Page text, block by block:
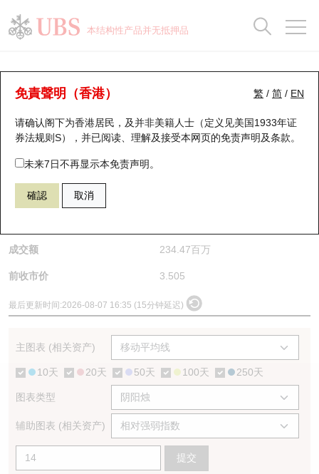
本结构性产品并无抵押品
繁 / 简 / EN
免責聲明（香港）
请确认阁下为香港居民，及并非美籍人士（定义见美国1933年证
券法规则S），并已阅读、理解及接受本网页的免责声明及条款。
未来7日不再显示本免责声明。
確認 取消
正股分析仪
0241 阿里健康
(0241) 阿里健康
$3.58 0.075 (+2.14%)
成交额 234.47百万
前收市价 3.505
最后更新时间:2026-08-07 16:35 (15分钟延迟)
主图表 (相关资产)
10天 20天 50天 100天 250天
图表类型
辅助图表 (相关资产)
提交
瑞银认股证一览
新发行瑞银认股证
即将到期认股证
认股证到期结算价查找
认股证分析仪
引伸波幅比较图
认股证文件及公告
认股证文件及公告 (瑞信)
街货统计
比较
牛熊全景快搜
牛熊证搜寻
牛熊证街货分布图
正股牛熊证列表
新发行瑞银牛熊证
即将到期牛熊证
牛熊证到期结算价查找
牛熊证分析仪
牛熊证文件及公告
街货统计
比较
十大升幅/跌幅
十大认股证成交分布
十天股证占大市成交
资金流
街货统计
正股分析仪
二十大活跃股份
恒指成份股
国指成份股
科指成份股
业绩及经济日历
AH 股价对照
ADR
持股比重
显示所有持股比重
每月轮证大市专题
轮证专栏
讲座及教育短片
认股证投资者教育
牛熊证投资者教育